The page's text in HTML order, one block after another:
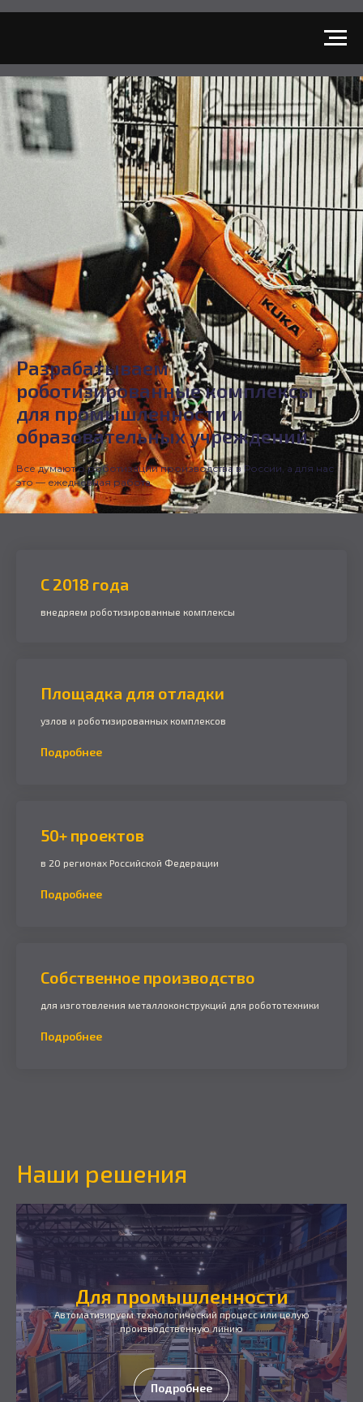
Разрабатываем
роботизированные комплексы
для промышленности и
образовательных учреждений
Все думают о роботизации производства в России, а для нас
это — ежедневная работа
C 2018 года
внедряем роботизированные комплексы
Площадка для отладки
узлов и роботизированных комплексов
Подробнее
50+ проектов
в 20 регионах Российской Федерации
Подробнее
Cобственное производство
для изготовления металлоконструкций для робототехники
Подробнее
Наши решения
Для промышленности
Автоматизируем технологический процесс или целую
производственную линию
Подробнее